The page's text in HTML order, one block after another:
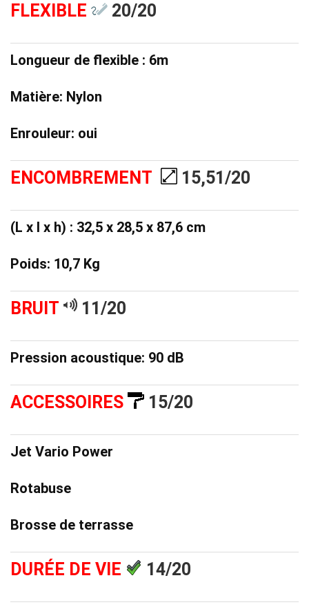
FLEXIBLE 20/20
Longueur de flexible : 6m
Matière: Nylon
Enrouleur: oui
ENCOMBREMENT 15,51/20
(L x l x h) : 32,5 x 28,5 x 87,6 cm
Poids: 10,7 Kg
BRUIT 11/20
Pression acoustique: 90 dB
ACCESSOIRES 15/20
Jet Vario Power
Rotabuse
Brosse de terrasse
DURÉE DE VIE 14/20